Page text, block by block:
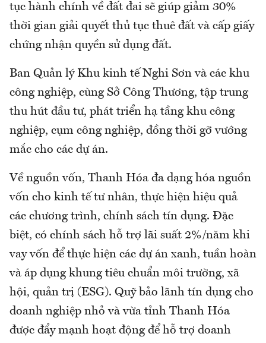
tục hành chính về đất đai sẽ giúp giảm 30%
thời gian giải quyết thủ tục thuê đất và cấp giấy
chứng nhận quyền sử dụng đất.
Ban Quản lý Khu kinh tế Nghi Sơn và các khu
công nghiệp, cùng Sở Công Thương, tập trung
thu hút đầu tư, phát triển hạ tầng khu công
nghiệp, cụm công nghiệp, đồng thời gỡ vướng
mắc cho các dự án.
Về nguồn vốn, Thanh Hóa đa dạng hóa nguồn
vốn cho kinh tế tư nhân, thực hiện hiệu quả
các chương trình, chính sách tín dụng. Đặc
biệt, có chính sách hỗ trợ lãi suất 2%/năm khi
vay vốn để thực hiện các dự án xanh, tuần hoàn
và áp dụng khung tiêu chuẩn môi trường, xã
hội, quản trị (ESG). Quỹ bảo lãnh tín dụng cho
doanh nghiệp nhỏ và vừa tỉnh Thanh Hóa
được đẩy mạnh hoạt động để hỗ trợ doanh